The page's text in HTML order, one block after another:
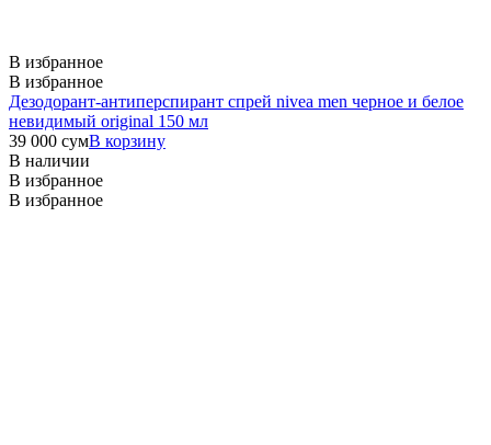
В избранное
В избранное
Дезодорант-антиперспирант спрей nivea men черное и белое
невидимый original 150 мл
39 000 сумВ корзину
В наличии
В избранное
В избранное